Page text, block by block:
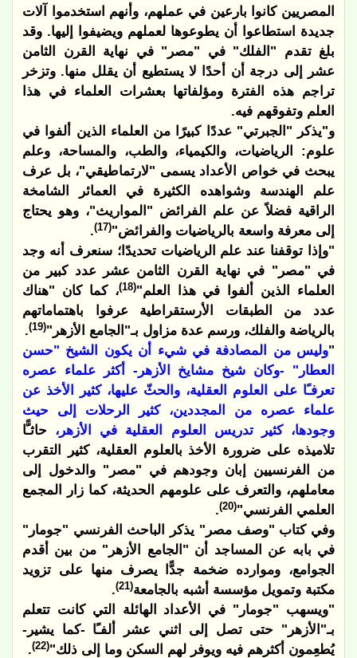
المصريين كانوا بارعين في عملهم، وأنهم استخدموا آلات
جديدة استطاعوا أن يطوعوها لعملهم ويضيفوا إليها. وقد
بلغ تقدم "الفلك" في "مصر" في نهاية القرن الثامن
عشر إلى درجة أن أحدًا لا يستطيع أن يقلل منها. وتزخر
تراجم هذه الفترة ومؤلفاتها بعشرات العلماء في هذا
العلم وتفوقهم فيه.
و"يذكر "الجبرتي" عددًا كبيرًا من العلماء الذين ألفوا في
علوم: الرياضيات، والكيمياء، والطب، والمساحة، وعلم
يبحث في خواص الأعداد يسمى "لارتماطيقي"، بل عرف
علم الهندسة وشواهده الكثيرة في العمائر الشامخة
الراقية فضلاً عن علم الفرائض "المواريث"، وهو يحتاج
إلى معرفة واسعة بالرياضيات والفرائض"(17)
.
"وإذا توقفنا عند علم الرياضيات تحديدًا؛ سنعرف أنه وجد
في "مصر" في نهاية القرن الثامن عشر عدد كبير من
العلماء الذين ألفوا في هذا العلم"(18)
، كما كان "هناك
عدد من الطبقات الأرستقراطية عرفوا باهتماماتهم
بالرياضة والفلك، ورسم عدة مزاول بـ"الجامع الأزهر"(19)
.
"وليس من المصادفة في شيء أن يكون الشيخ "حسن
العطار" -وكان شيخ مشايخ الأزهر- أكثر علماء عصره
تعرفـًا على العلوم العقلية، والحثّ عليها، كثير الأخذ عن
علماء عصره من المجددين، كثير الرحلات إلى حيث
وجودها، كثير تدريس العلوم العقلية في الأزهر، حاثـًّا
تلاميذه على ضرورة الأخذ بالعلوم العقلية، كثير التقرب
من الفرنسيين إبان وجودهم في "مصر" والدخول إلى
معاملهم، والتعرف على علومهم الحديثة، كما زار المجمع
العلمي الفرنسي"(20)
.
وفي كتاب "وصف مصر" يذكر الباحث الفرنسي "جومار"
في بابه عن المساجد أن "الجامع الأزهر" من بين أقدم
الجوامع، وموارده ضخمة جدًّا يصرف منها على تزويد
مكتبة وتمويل مؤسسة أشبه بالجامعة(21)
.
"ويسهب "جومار" في الأعداد الهائلة التي كانت تتعلم
بـ"الأزهر" حتى تصل إلى اثني عشر ألفـًا -كما يشير-
يُطعِمون أكثرهم فيه ويوفر لهم السكن وما إلى ذلك"(22)
.